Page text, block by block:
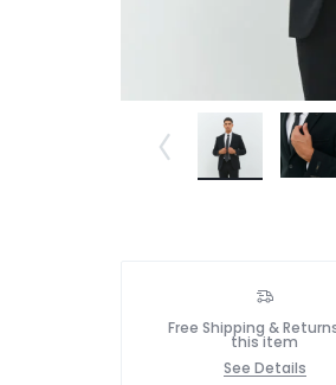
Free Shipping &
this item
See Details